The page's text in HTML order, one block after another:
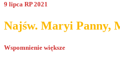
9 lipca RP 2021
Najśw. Maryi Panny,
Wspomnienie większe